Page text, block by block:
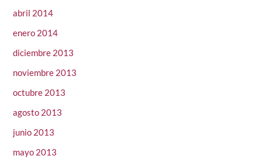
abril 2014
enero 2014
diciembre 2013
noviembre 2013
octubre 2013
agosto 2013
junio 2013
mayo 2013